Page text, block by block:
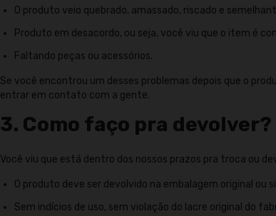
O produto veio quebrado, amassado, riscado e
Produto em desacordo, ou seja, você viu que o item é
Faltando peças ou acessórios.
Se você encontrou um desses problemas depois que o
entrar em contato com a gente.
3. Como faço pra devolver?
Você viu que está dentro dos nossos prazos pra troca ou
O produto deve ser devolvido na embalagem original ou
Sem indícios de uso, sem violação do lacre original do